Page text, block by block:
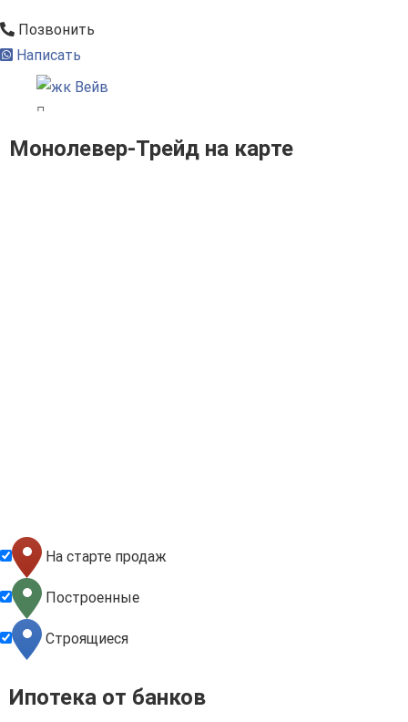
Позвонить
Написать
Монолевер-Трейд на карте
На старте продаж
Построенные
Строящиеся
Ипотека от банков